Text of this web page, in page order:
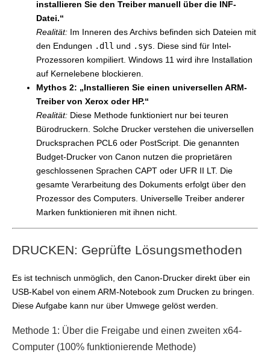
installieren Sie den Treiber manuell über die INF-
Datei.“
Realität: Im Inneren des Archivs befinden sich Dateien mit
den Endungen .dll und .sys . Diese sind für Intel-
Prozessoren kompiliert. Windows 11 wird ihre Installation
auf Kernelebene blockieren.
Mythos 2: „Installieren Sie einen universellen ARM-
Treiber von Xerox oder HP.“
Realität: Diese Methode funktioniert nur bei teuren
Bürodruckern. Solche Drucker verstehen die universellen
Drucksprachen PCL6 oder PostScript. Die genannten
Budget-Drucker von Canon nutzen die proprietären
geschlossenen Sprachen CAPT oder UFR II LT. Die
gesamte Verarbeitung des Dokuments erfolgt über den
Prozessor des Computers. Universelle Treiber anderer
Marken funktionieren mit ihnen nicht.
DRUCKEN: Geprüfte Lösungsmethoden
Es ist technisch unmöglich, den Canon-Drucker direkt über ein
USB-Kabel von einem ARM-Notebook zum Drucken zu bringen.
Diese Aufgabe kann nur über Umwege gelöst werden.
Methode 1: Über die Freigabe und einen zweiten x64-
Computer (100% funktionierende Methode)